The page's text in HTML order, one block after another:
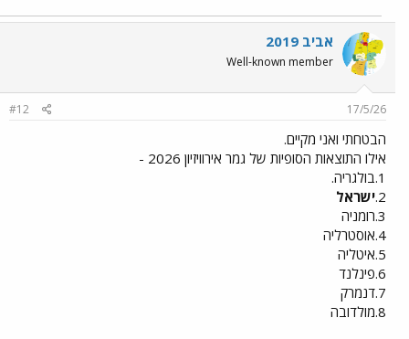
אביב 2019
Well-known member
17/5/26
#12
הבטחתי ואני מקיים.
אילו התוצאות הסופיות של גמר אירוויזיון 2026 -
1.בולגריה.
2. ישראל
3.רומניה
4.אוסטרליה
5.איטליה
6.פינלנד
7.דנמרק
8.מולדובה